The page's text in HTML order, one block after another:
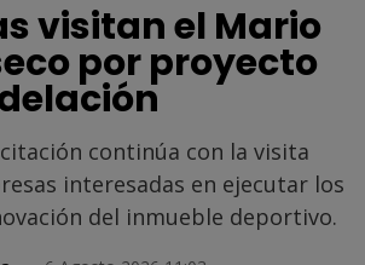
visitan el Mario
por proyecto
continúa con la visita
interesadas en ejecutar los
del inmueble deportivo.